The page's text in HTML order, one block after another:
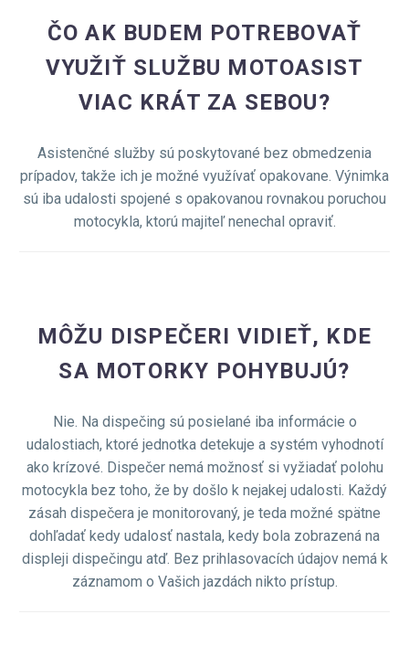
ČO AK BUDEM POTREBOVAŤ
VYUŽIŤ SLUŽBU MOTOASIST
VIAC KRÁT ZA SEBOU?
Asistenčné služby sú poskytované bez obmedzenia
prípadov, takže ich je možné využívať opakovane. Výnimka
sú iba udalosti spojené s opakovanou rovnakou poruchou
motocykla, ktorú majiteľ nenechal opraviť.
MÔŽU DISPEČERI VIDIEŤ, KDE
SA MOTORKY POHYBUJÚ?
Nie. Na dispečing sú posielané iba informácie o
udalostiach, ktoré jednotka detekuje a systém vyhodnotí
ako krízové. Dispečer nemá možnosť si vyžiadať polohu
motocykla bez toho, že by došlo k nejakej udalosti. Každý
zásah dispečera je monitorovaný, je teda možné spätne
dohľadať kedy udalosť nastala, kedy bola zobrazená na
displeji dispečingu atď. Bez prihlasovacích údajov nemá k
záznamom o Vašich jazdách nikto prístup.